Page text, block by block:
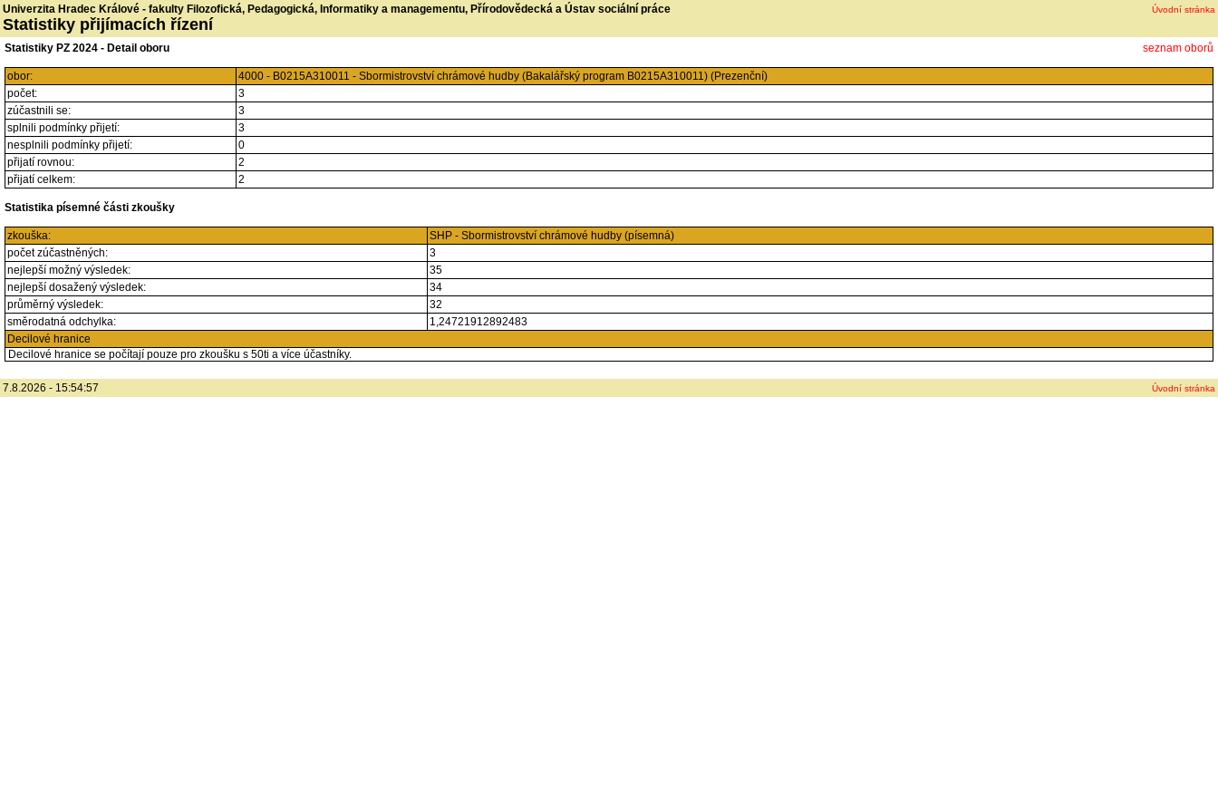
Univerzita Hradec Králové - fakulty Filozofická, Pedagogická, Informatiky a managementu, Přírodovědecká a Ústav sociální práce
Statistiky přijímacích řízení
Úvodní stránka
seznam oborů
Statistiky PZ 2024 - Detail oboru
obor:
4000 - B0215A310011 - Sbormistrovství chrámové hudby (Bakalářský program B0215A310011) (Prezenční)
počet:
3
zúčastnili se:
3
splnili podmínky přijetí:
3
nesplnili podmínky přijetí:
0
přijatí rovnou:
2
přijatí celkem:
2
Statistika písemné části zkoušky
zkouška:
SHP - Sbormistrovství chrámové hudby (písemná)
počet zúčastněných:
3
nejlepší možný výsledek:
35
nejlepší dosažený výsledek:
34
průměrný výsledek:
32
směrodatná odchylka:
1,24721912892483
Decilové hranice
Decilové hranice se počítají pouze pro zkoušku s 50ti a více účastníky.
7.8.2026 - 15:54:57 Úvodní stránka